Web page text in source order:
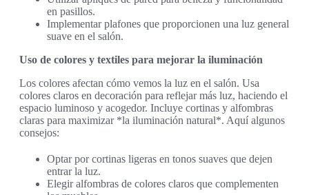
en pasillos.
Implementar plafones que proporcionen una luz general
suave en el salón.
Uso de colores y textiles para mejorar la iluminación
Los colores afectan cómo vemos la luz en el salón. Usa
colores claros en decoración para reflejar más luz, haciendo el
espacio luminoso y acogedor. Incluye cortinas y alfombras
claras para maximizar *la iluminación natural*. Aquí algunos
consejos:
Optar por cortinas ligeras en tonos suaves que dejen
entrar la luz.
Elegir alfombras de colores claros que complementen